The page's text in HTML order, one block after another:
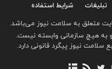
تبلیغات
شرایط استفاده
متعلق به سلامت نیوز می‌باشد.
به هیچ سازمانی وابسته نیست.
سلامت نیوز پیگرد قانونی دارد.